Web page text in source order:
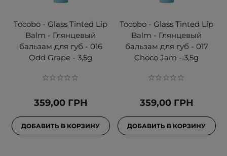
Tocobo - Glass Tinted Lip
Balm - Глянцевый
бальзам для губ - 016
Odd Grape - 3,5g
359,00 ГРН
ДОБАВИТЬ В КОРЗИНУ
Tocobo - Glass Tinted Lip
Balm - Глянцевый
бальзам для губ - 017
Choco Jam - 3,5g
359,00 ГРН
ДОБАВИТЬ В КОРЗИНУ